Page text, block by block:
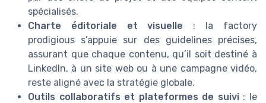
spécialisés.
Charte éditoriale et visuelle : la factory
prodigious s’appuie sur des guidelines précises,
assurant que chaque contenu, qu’il soit destiné à
LinkedIn, à un site web ou à une campagne vidéo,
reste aligné avec la stratégie globale.
Outils collaboratifs et plateformes de suivi: le